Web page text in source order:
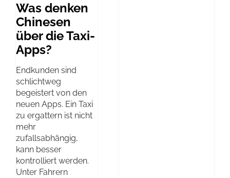
Was denken
Chinesen
über die Taxi-
Apps?
Endkunden sind
schlichtweg
begeistert von den
neuen Apps. Ein Taxi
zu ergattern ist nicht
mehr
zufallsabhängig,
kann besser
kontrolliert werden.
Unter Fahrern